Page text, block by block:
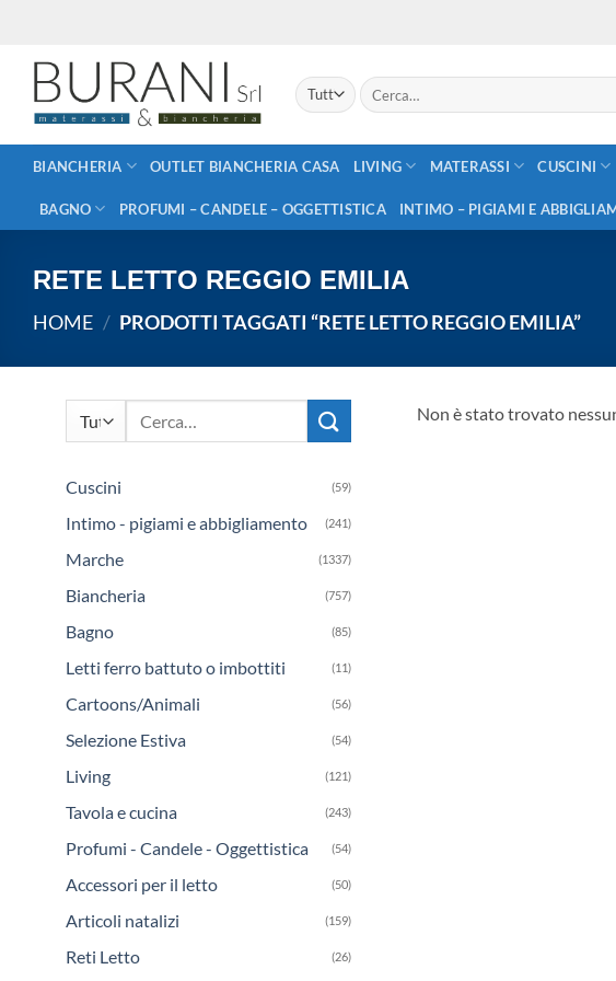
contenuti
Cerca:
BIANCHERIA OUTLET BIANCHERIA CASA LIVING MATERASSI CUSCINI
BAGNO PROFUMI – CANDELE – OGGETTISTICA INTIMO – PIGIAMI E
RETE LETTO REGGIO EMILIA
HOME / PRODOTTI TAGGATI “RETE LETTO REGGIO EMILIA”
Cuscini (59)
Intimo - pigiami e abbigliamento (241)
Marche (1337)
Biancheria (757)
Bagno (85)
Letti ferro battuto o imbottiti (11)
Cartoons/Animali (56)
Selezione Estiva (54)
Living (121)
Tavola e cucina (243)
Profumi - Candele - Oggettistica (54)
Accessori per il letto (50)
Articoli natalizi (159)
Reti Letto (26)
Non è stato trovato